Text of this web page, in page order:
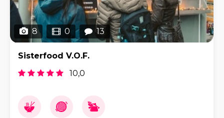
8 0 13
Sisterfood V.O.F.
10,0